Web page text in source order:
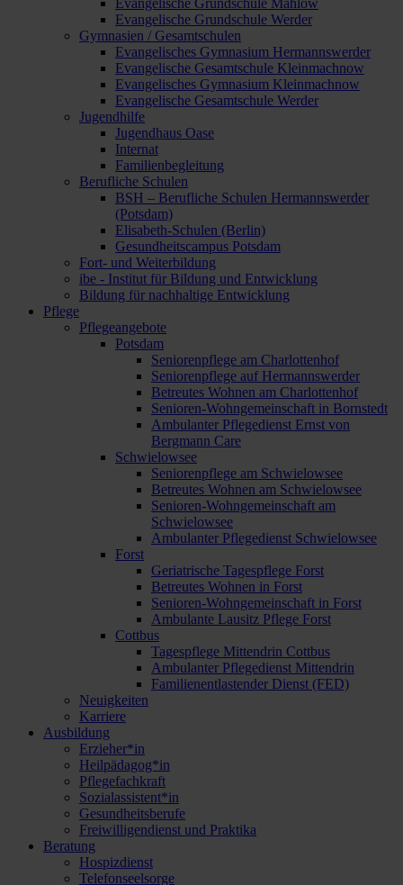
Evangelische Grundschule Werder
Gymnasien / Gesamtschulen
Evangelisches Gymnasium Hermannswerder
Evangelische Gesamtschule Kleinmachnow
Evangelisches Gymnasium Kleinmachnow
Evangelische Gesamtschule Werder
Jugendhilfe
Jugendhaus Oase
Internat
Familienbegleitung
Berufliche Schulen
BSH – Berufliche Schulen Hermannswerder
(Potsdam)
Elisabeth-Schulen (Berlin)
Gesundheitscampus Potsdam
Fort- und Weiterbildung
ibe - Institut für Bildung und Entwicklung
Bildung für nachhaltige Entwicklung
Pflege
Pflegeangebote
Potsdam
Seniorenpflege am Charlottenhof
Seniorenpflege auf Hermannswerder
Betreutes Wohnen am Charlottenhof
Senioren-Wohngemeinschaft in Bornstedt
Ambulanter Pflegedienst Ernst von
Bergmann Care
Schwielowsee
Seniorenpflege am Schwielowsee
Betreutes Wohnen am Schwielowsee
Senioren-Wohngemeinschaft am
Schwielowsee
Ambulanter Pflegedienst Schwielowsee
Forst
Geriatrische Tagespflege Forst
Betreutes Wohnen in Forst
Senioren-Wohngemeinschaft in Forst
Ambulante Lausitz Pflege Forst
Cottbus
Tagespflege Mittendrin Cottbus
Ambulanter Pflegedienst Mittendrin
Familienentlastender Dienst (FED)
Neuigkeiten
Karriere
Ausbildung
Erzieher*in
Heilpädagog*in
Pflegefachkraft
Sozialassistent*in
Gesundheitsberufe
Freiwilligendienst und Praktika
Beratung
Hospizdienst
Telefonseelsorge